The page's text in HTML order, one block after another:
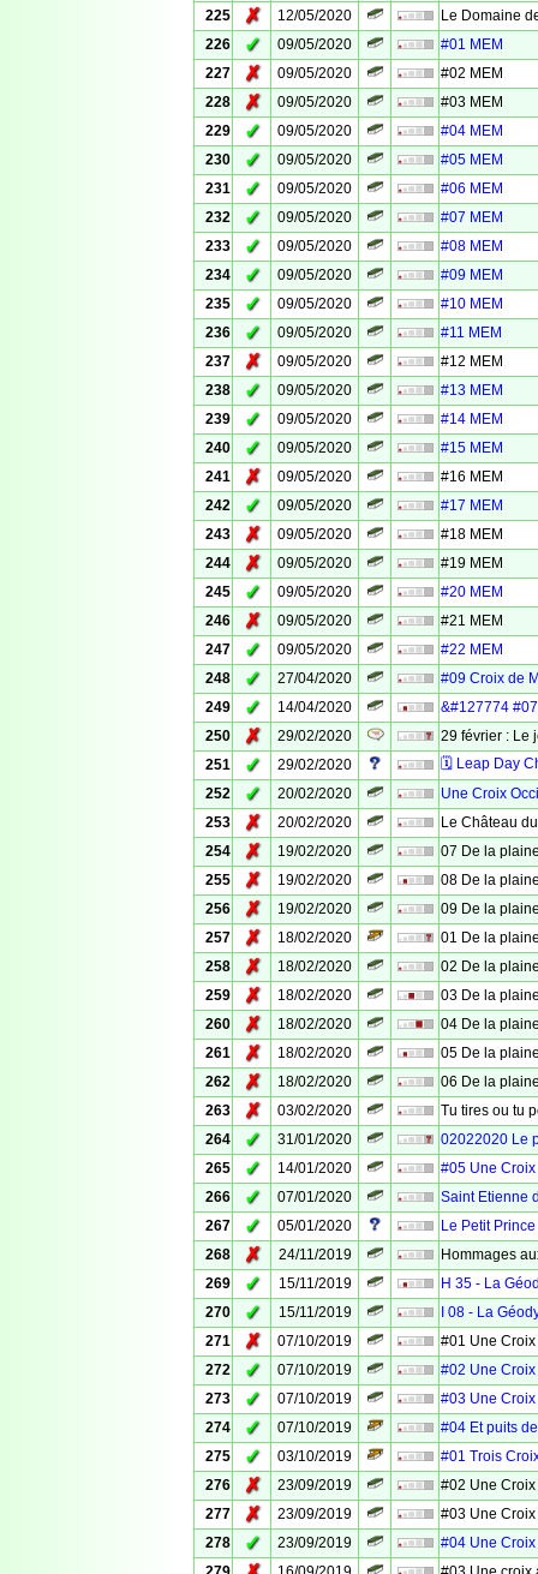
225
✗ 12/05/2020
Le Domaine
226
✓ 09/05/2020
#01 MEM
227
✗ 09/05/2020
#02 MEM
228
✗ 09/05/2020
#03 MEM
229
✓ 09/05/2020
#04 MEM
230
✓ 09/05/2020
#05 MEM
231
✓ 09/05/2020
#06 MEM
232
✓ 09/05/2020
#07 MEM
233
✓ 09/05/2020
#08 MEM
234
✓ 09/05/2020
#09 MEM
235
✓ 09/05/2020
#10 MEM
236
✓ 09/05/2020
#11 MEM
237
✗ 09/05/2020
#12 MEM
238
✓ 09/05/2020
#13 MEM
239
✓ 09/05/2020
#14 MEM
240
✓ 09/05/2020
#15 MEM
241
✗ 09/05/2020
#16 MEM
242
✓ 09/05/2020
#17 MEM
243
✗ 09/05/2020
#18 MEM
244
✗ 09/05/2020
#19 MEM
245
✓ 09/05/2020
#20 MEM
246
✗ 09/05/2020
#21 MEM
247
✓ 09/05/2020
#22 MEM
248
✓ 27/04/2020
#09 Croix de
249
✓ 14/04/2020
&#127774
250
✗ 29/02/2020
29 février : Le
251
✓ 29/02/2020
🗓 Leap Day
252
✓ 20/02/2020
Une Croix
253
✗ 20/02/2020
Le Château
254
✗ 19/02/2020
07 De la
255
✗ 19/02/2020
08 De la
256
✗ 19/02/2020
09 De la
257
✗ 18/02/2020
01 De la
258
✗ 18/02/2020
02 De la
259
✗ 18/02/2020
03 De la
260
✗ 18/02/2020
04 De la
261
✗ 18/02/2020
05 De la
262
✗ 18/02/2020
06 De la
263
✗ 03/02/2020
Tu tires ou tu
264
✓ 31/01/2020
02022020 Le
265
✓ 14/01/2020
#05 Une Croix
266
✓ 07/01/2020
Saint Etienne
267
✓ 05/01/2020
Le Petit Prince
268
✗ 24/11/2019
Hommages
269
✓ 15/11/2019
H 35 - La
270
✓ 15/11/2019
I 08 - La
271
✗ 07/10/2019
#01 Une Croix
272
✓ 07/10/2019
#02 Une Croix
273
✓ 07/10/2019
#03 Une Croix
274
✓ 07/10/2019
#04 Et puits
275
✓ 03/10/2019
#01 Trois
276
✗ 23/09/2019
#02 Une
277
✗ 23/09/2019
#03 Une
278
✓ 23/09/2019
#04 Une